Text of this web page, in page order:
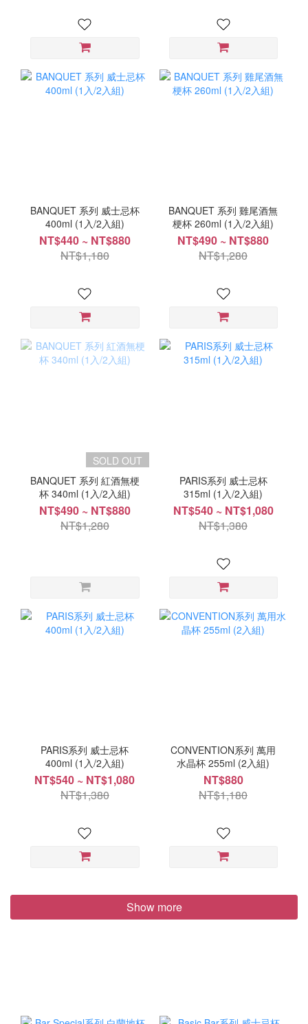
BANQUET 系列 威士忌杯
400ml (1入/2入組)
NT$440 ~ NT$880
NT$1,180
BANQUET 系列 雞尾酒無
梗杯 260ml (1入/2入組)
NT$490 ~ NT$880
NT$1,280
SOLD OUT
BANQUET 系列 紅酒無梗
杯 340ml (1入/2入組)
NT$490 ~ NT$880
NT$1,280
PARIS系列 威士忌杯
315ml (1入/2入組)
NT$540 ~ NT$1,080
NT$1,380
PARIS系列 威士忌杯
400ml (1入/2入組)
NT$540 ~ NT$1,080
NT$1,380
CONVENTION系列 萬用
水晶杯 255ml (2入組)
NT$880
NT$1,180
Show more